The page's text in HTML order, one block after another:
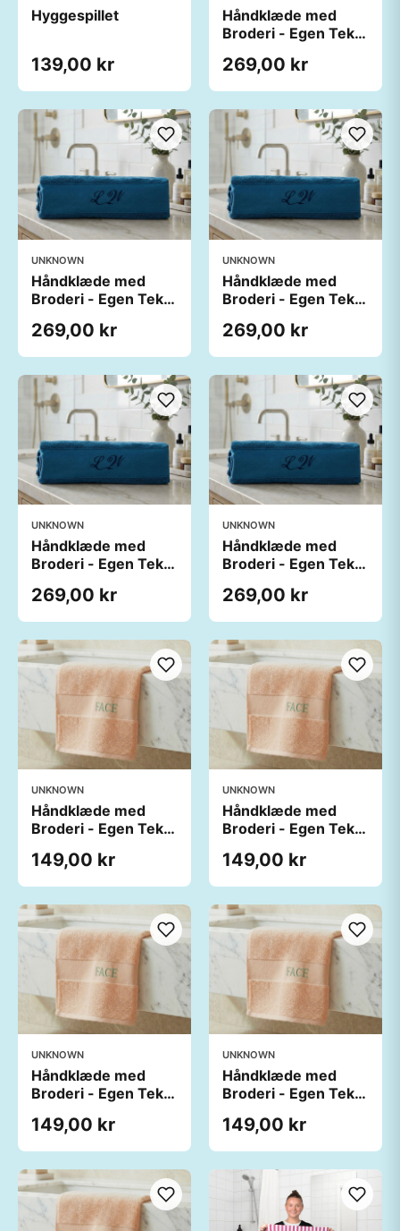
Hyggespillet
139,00 kr
Håndklæde med
Broderi - Egen Tekst
269,00 kr
UNKNOWN
Håndklæde med
Broderi - Egen Tekst
269,00 kr
UNKNOWN
Håndklæde med
Broderi - Egen Tekst
269,00 kr
UNKNOWN
Håndklæde med
Broderi - Egen Tekst
269,00 kr
UNKNOWN
Håndklæde med
Broderi - Egen Tekst
269,00 kr
UNKNOWN
Håndklæde med
Broderi - Egen Tekst
149,00 kr
UNKNOWN
Håndklæde med
Broderi - Egen Tekst
149,00 kr
UNKNOWN
Håndklæde med
Broderi - Egen Tekst
149,00 kr
UNKNOWN
Håndklæde med
Broderi - Egen Tekst
149,00 kr